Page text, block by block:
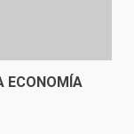
ECONOMÍA